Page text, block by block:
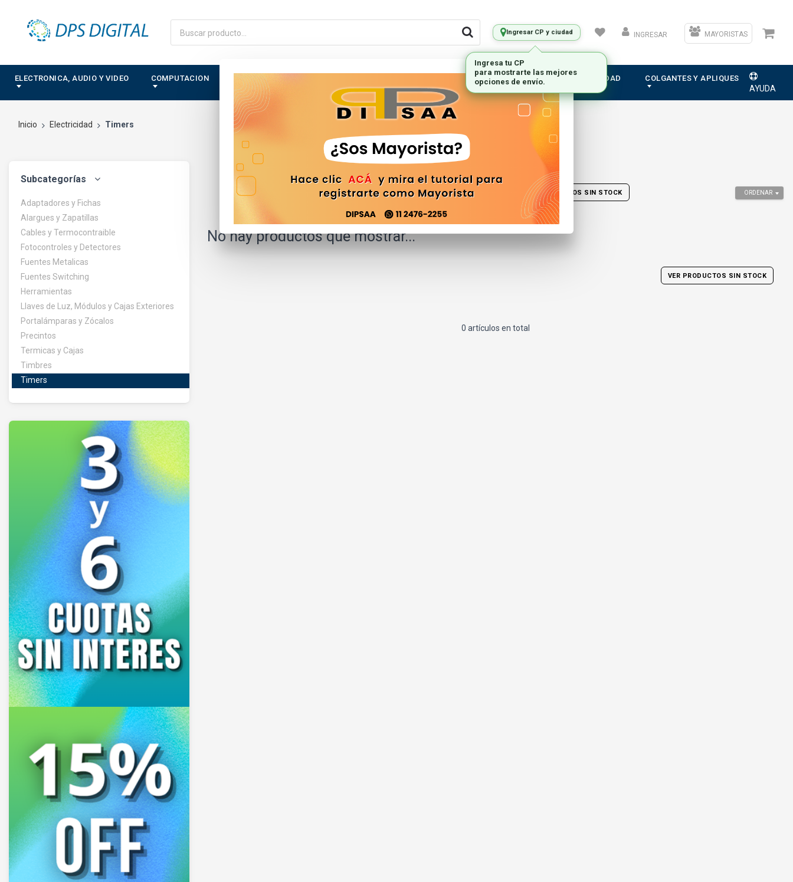
Ingresar CP y ciudad INGRESAR MAYORISTAS
ELECTRONICA, AUDIO Y VIDEO COMPUTACION CONTROLES REMOTOS
ELECTRODOMESTICOS
ILUMINACION ELECTRICIDAD COLGANTES Y APLIQUES
AYUDA
Inicio Electricidad Timers
Subcategorías
Adaptadores y Fichas
Alargues y Zapatillas
Cables y Termocontraible
Fotocontroles y Detectores
Fuentes Metalicas
Fuentes Switching
Herramientas
Llaves de Luz, Módulos y Cajas Exteriores
Portalámparas y Zócalos
Precintos
Termicas y Cajas
Timbres
Timers
ORDENAR
VER PRODUCTOS SIN STOCK
No hay productos que mostrar...
VER PRODUCTOS SIN STOCK
0 artículos en total